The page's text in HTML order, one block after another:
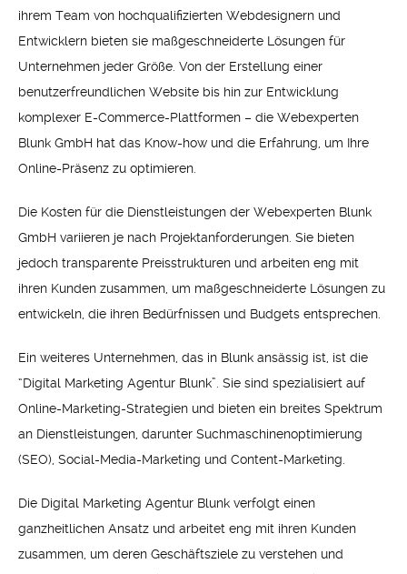
ihrem Team von hochqualifizierten Webdesignern und
Entwicklern bieten sie maßgeschneiderte Lösungen für
Unternehmen jeder Größe. Von der Erstellung einer
benutzerfreundlichen Website bis hin zur Entwicklung
komplexer E-Commerce-Plattformen – die Webexperten
Blunk GmbH hat das Know-how und die Erfahrung, um Ihre
Online-Präsenz zu optimieren.
Die Kosten für die Dienstleistungen der Webexperten Blunk
GmbH variieren je nach Projektanforderungen. Sie bieten
jedoch transparente Preisstrukturen und arbeiten eng mit
ihren Kunden zusammen, um maßgeschneiderte Lösungen zu
entwickeln, die ihren Bedürfnissen und Budgets entsprechen.
Ein weiteres Unternehmen, das in Blunk ansässig ist, ist die
“Digital Marketing Agentur Blunk”. Sie sind spezialisiert auf
Online-Marketing-Strategien und bieten ein breites Spektrum
an Dienstleistungen, darunter Suchmaschinenoptimierung
(SEO), Social-Media-Marketing und Content-Marketing.
Die Digital Marketing Agentur Blunk verfolgt einen
ganzheitlichen Ansatz und arbeitet eng mit ihren Kunden
zusammen, um deren Geschäftsziele zu verstehen und